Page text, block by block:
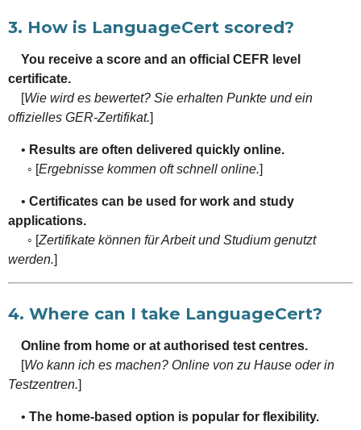
3. How is LanguageCert scored?
You receive a score and an official CEFR level
certificate.
[Wie wird es bewertet? Sie erhalten Punkte und ein
offizielles GER-Zertifikat.]
• Results are often delivered quickly online.
◦ [Ergebnisse kommen oft schnell online.]
• Certificates can be used for work and study
applications.
◦ [Zertifikate können für Arbeit und Studium genutzt
werden.]
4. Where can I take LanguageCert?
Online from home or at authorised test centres.
[Wo kann ich es machen? Online von zu Hause oder in
Testzentren.]
• The home-based option is popular for flexibility.